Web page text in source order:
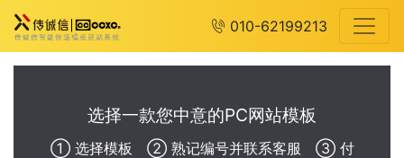
010-62199213
选择一款您中意的PC网站模板
① 选择模板 ② 熟记编号并联系客服 ③ 付